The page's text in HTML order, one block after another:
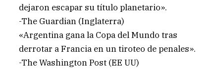
dejaron escapar su título planetario».
-The Guardian (Inglaterra)
«Argentina gana la Copa del Mundo tras
derrotar a Francia en un tiroteo de penales».
-The Washington Post (EE UU)